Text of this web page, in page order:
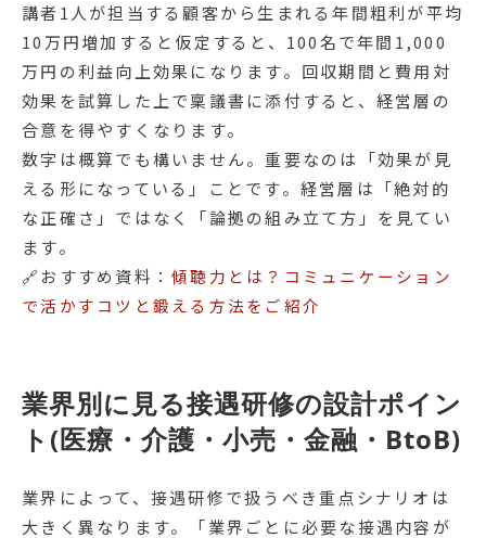
講者1人が担当する顧客から生まれる年間粗利が平均
10万円増加すると仮定すると、100名で年間1,000
万円の利益向上効果になります。回収期間と費用対
効果を試算した上で稟議書に添付すると、経営層の
合意を得やすくなります。
数字は概算でも構いません。重要なのは「効果が見
える形になっている」ことです。経営層は「絶対的
な正確さ」ではなく「論拠の組み立て方」を見てい
ます。
🔗おすすめ資料： 傾聴力とは？コミュニケーション
で活かすコツと鍛える方法をご紹介
業界別に見る接遇研修の設計ポイン
ト(医療・介護・小売・金融・BtoB)
業界によって、接遇研修で扱うべき重点シナリオは
大きく異なります。「業界ごとに必要な接遇内容が